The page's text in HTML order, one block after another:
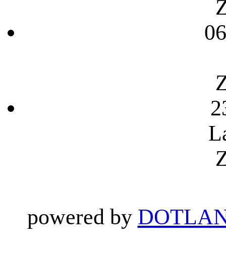
powered by